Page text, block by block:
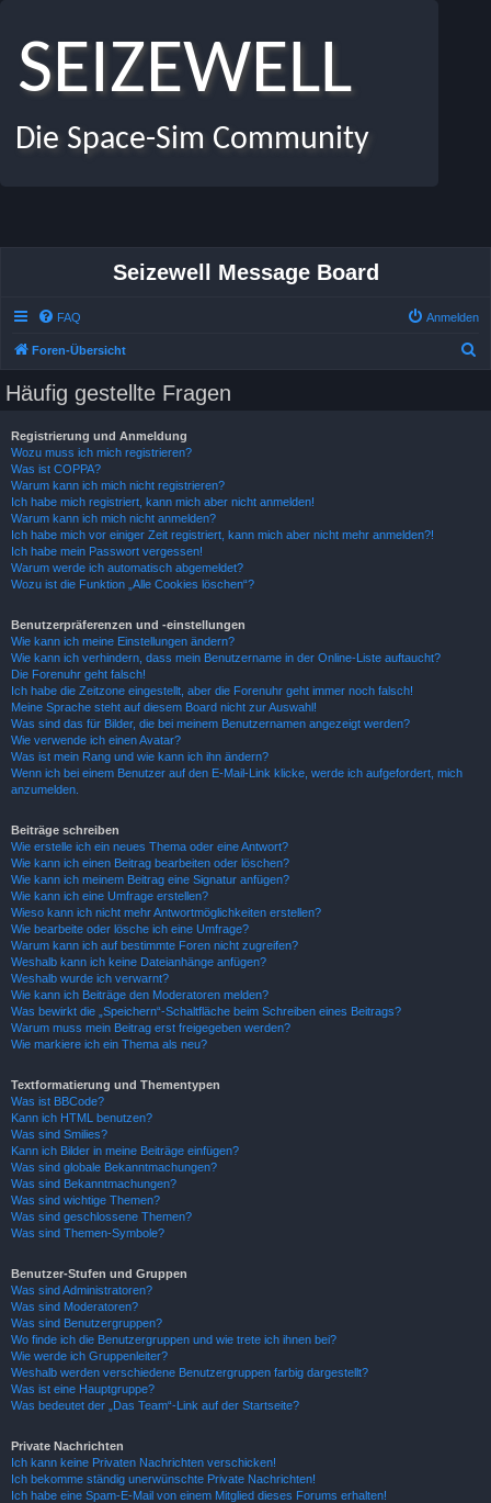
SEIZEWELL
Die Space-Sim Community
Seizewell Message Board
FAQ Anmelden
Foren-Übersicht
Häufig gestellte Fragen
Registrierung und Anmeldung
Wozu muss ich mich registrieren?
Was ist COPPA?
Warum kann ich mich nicht registrieren?
Ich habe mich registriert, kann mich aber nicht anmelden!
Warum kann ich mich nicht anmelden?
Ich habe mich vor einiger Zeit registriert, kann mich aber nicht mehr anmelden?!
Ich habe mein Passwort vergessen!
Warum werde ich automatisch abgemeldet?
Wozu ist die Funktion „Alle Cookies löschen“?
Benutzerpräferenzen und -einstellungen
Wie kann ich meine Einstellungen ändern?
Wie kann ich verhindern, dass mein Benutzername in der Online-Liste auftaucht?
Die Forenuhr geht falsch!
Ich habe die Zeitzone eingestellt, aber die Forenuhr geht immer noch falsch!
Meine Sprache steht auf diesem Board nicht zur Auswahl!
Was sind das für Bilder, die bei meinem Benutzernamen angezeigt werden?
Wie verwende ich einen Avatar?
Was ist mein Rang und wie kann ich ihn ändern?
Wenn ich bei einem Benutzer auf den E-Mail-Link klicke, werde ich aufgefordert, mich
anzumelden.
Beiträge schreiben
Wie erstelle ich ein neues Thema oder eine Antwort?
Wie kann ich einen Beitrag bearbeiten oder löschen?
Wie kann ich meinem Beitrag eine Signatur anfügen?
Wie kann ich eine Umfrage erstellen?
Wieso kann ich nicht mehr Antwortmöglichkeiten erstellen?
Wie bearbeite oder lösche ich eine Umfrage?
Warum kann ich auf bestimmte Foren nicht zugreifen?
Weshalb kann ich keine Dateianhänge anfügen?
Weshalb wurde ich verwarnt?
Wie kann ich Beiträge den Moderatoren melden?
Was bewirkt die „Speichern“-Schaltfläche beim Schreiben eines Beitrags?
Warum muss mein Beitrag erst freigegeben werden?
Wie markiere ich ein Thema als neu?
Textformatierung und Thementypen
Was ist BBCode?
Kann ich HTML benutzen?
Was sind Smilies?
Kann ich Bilder in meine Beiträge einfügen?
Was sind globale Bekanntmachungen?
Was sind Bekanntmachungen?
Was sind wichtige Themen?
Was sind geschlossene Themen?
Was sind Themen-Symbole?
Benutzer-Stufen und Gruppen
Was sind Administratoren?
Was sind Moderatoren?
Was sind Benutzergruppen?
Wo finde ich die Benutzergruppen und wie trete ich ihnen bei?
Wie werde ich Gruppenleiter?
Weshalb werden verschiedene Benutzergruppen farbig dargestellt?
Was ist eine Hauptgruppe?
Was bedeutet der „Das Team“-Link auf der Startseite?
Private Nachrichten
Ich kann keine Privaten Nachrichten verschicken!
Ich bekomme ständig unerwünschte Private Nachrichten!
Ich habe eine Spam-E-Mail von einem Mitglied dieses Forums erhalten!